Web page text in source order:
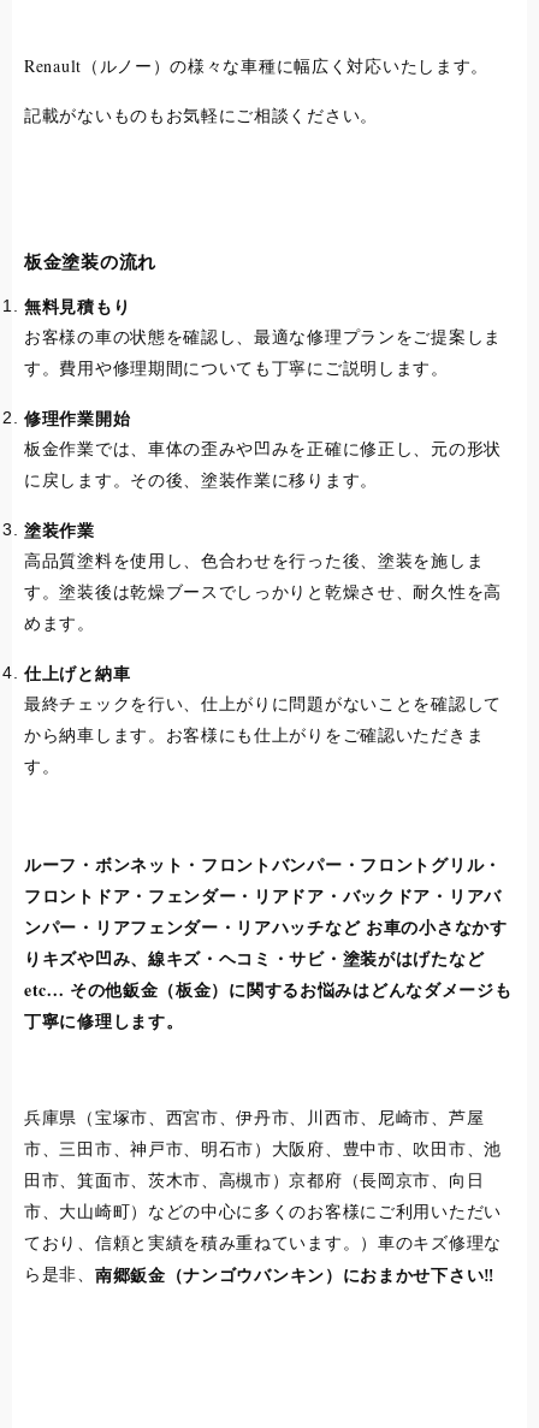
Renault（ルノー）の様々な車種に幅広く対応いたします。
記載がないものもお気軽にご相談ください。
板金塗装の流れ
無料見積もり
お客様の車の状態を確認し、最適な修理プランをご提案しま
す。費用や修理期間についても丁寧にご説明します。
修理作業開始
板金作業では、車体の歪みや凹みを正確に修正し、元の形状
に戻します。その後、塗装作業に移ります。
塗装作業
高品質塗料を使用し、色合わせを行った後、塗装を施しま
す。塗装後は乾燥ブースでしっかりと乾燥させ、耐久性を高
めます。
仕上げと納車
最終チェックを行い、仕上がりに問題がないことを確認して
から納車します。お客様にも仕上がりをご確認いただきま
す。
ルーフ・ボンネット・フロントバンパー・フロントグリル・
フロントドア・フェンダー・リアドア・バックドア・リアバ
ンパー・リアフェンダー・リアハッチなど お車の小さなかす
りキズや凹み、線キズ・ヘコミ・サビ・塗装がはげたなど
etc... その他鈑金（板金）に関するお悩みはどんなダメージも
丁寧に修理します。
兵庫県（宝塚市、西宮市、伊丹市、川西市、尼崎市、芦屋
市、三田市、神戸市、明石市）大阪府、豊中市、吹田市、池
田市、箕面市、茨木市、高槻市）京都府（長岡京市、向日
市、大山崎町）などの中心に多くのお客様にご利用いただい
ており、信頼と実績を積み重ねています。）車のキズ修理な
ら是非、 南郷鈑金（ナンゴウバンキン）におまかせ下さい‼︎